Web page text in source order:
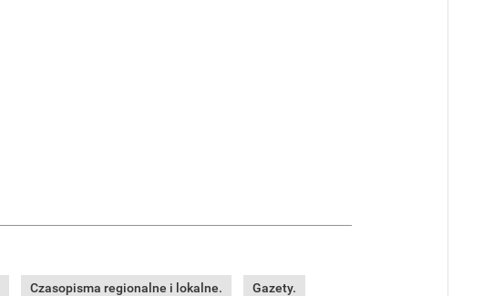
Czasopisma regionalne i lokalne. Gazety.